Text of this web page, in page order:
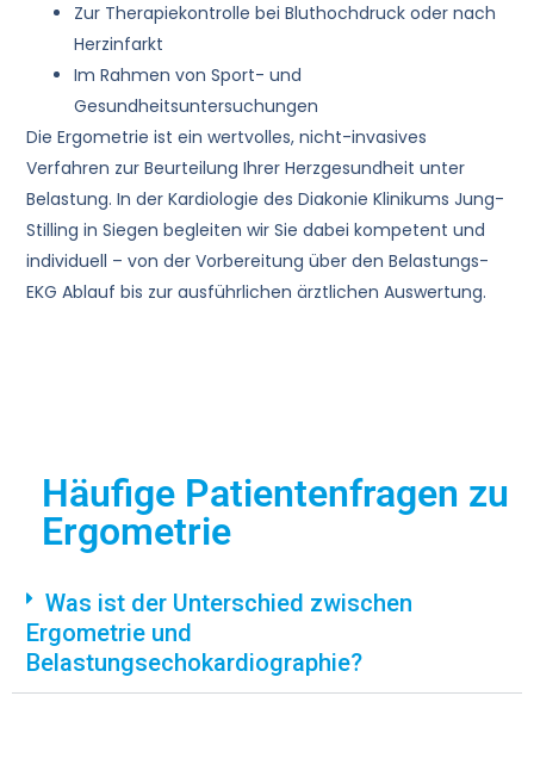
Zur Therapiekontrolle bei Bluthochdruck oder nach
Herzinfarkt
Im Rahmen von Sport- und
Gesundheitsuntersuchungen
Die Ergometrie ist ein wertvolles, nicht-invasives
Verfahren zur Beurteilung Ihrer Herzgesundheit unter
Belastung. In der Kardiologie des Diakonie Klinikums Jung-
Stilling in Siegen begleiten wir Sie dabei kompetent und
individuell – von der Vorbereitung über den Belastungs-
EKG Ablauf bis zur ausführlichen ärztlichen Auswertung.
Häufige Patientenfragen zu
Ergometrie
Was ist der Unterschied zwischen
Ergometrie und
Belastungsechokardiographie?